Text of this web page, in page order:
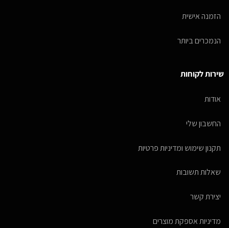
הזמנה אישית
הנמכרים ביותר
שירות לקוחות
אודות
החשבון שלי
תקנון שימוש ומדיניות פרטיות
שאלות תשובות
יצירת קשר
מדיניות אספקת מוצרים